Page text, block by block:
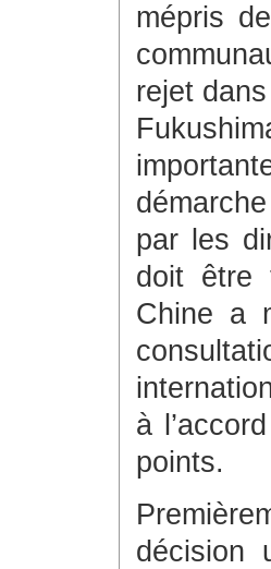
mépris
rejet
par les
doit être
Chine a
à
points.
décision